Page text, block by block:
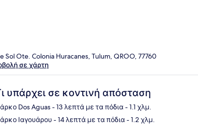
Sol Ote. Colonia Huracanes, Tulum, QROO, 77760
σε χάρτη
υπάρχει σε κοντινή απόσταση
Dos Aguas- 13 λεπτά με τα πόδια- 1.1 χλμ.
Ιαγουάρου - 14 λεπτά με τα πόδια- 1.2 χλμ.